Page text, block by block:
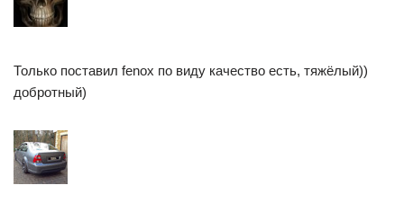
Только поставил fenox по виду качество есть, тяжёлый))
добротный)